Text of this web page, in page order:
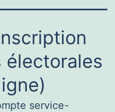
électorales
service-